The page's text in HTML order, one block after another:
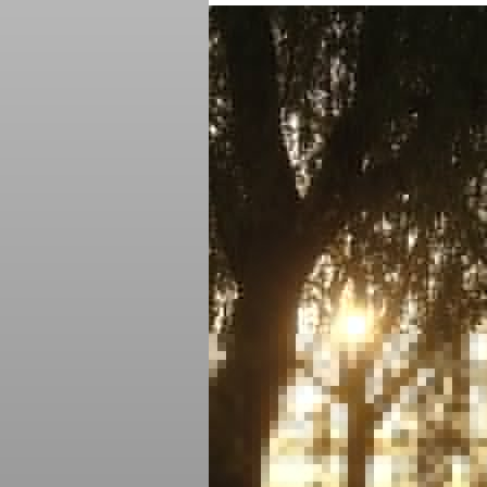
www.oukoop